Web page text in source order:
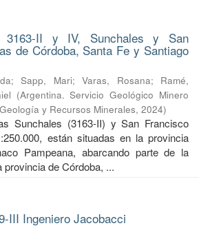
3163-II y IV, Sunchales y San
de Córdoba, Santa Fe y Santiago
;Sapp, Mari;Varas, Rosana; Ramé,
(Argentina. Servicio Geológico Minero
y Recursos Minerales, 2024)
Sunchales (3163-II) y San Francisco
están situadas en la provincia
Pampeana, abarcando parte de la
provincia de Córdoba, ...
III Ingeniero Jacobacci